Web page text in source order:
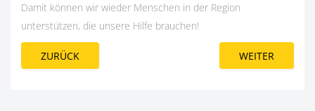
Damit können wir wieder Menschen in der Region
unterstützen, die unsere Hilfe brauchen!
ZURÜCK WEITER